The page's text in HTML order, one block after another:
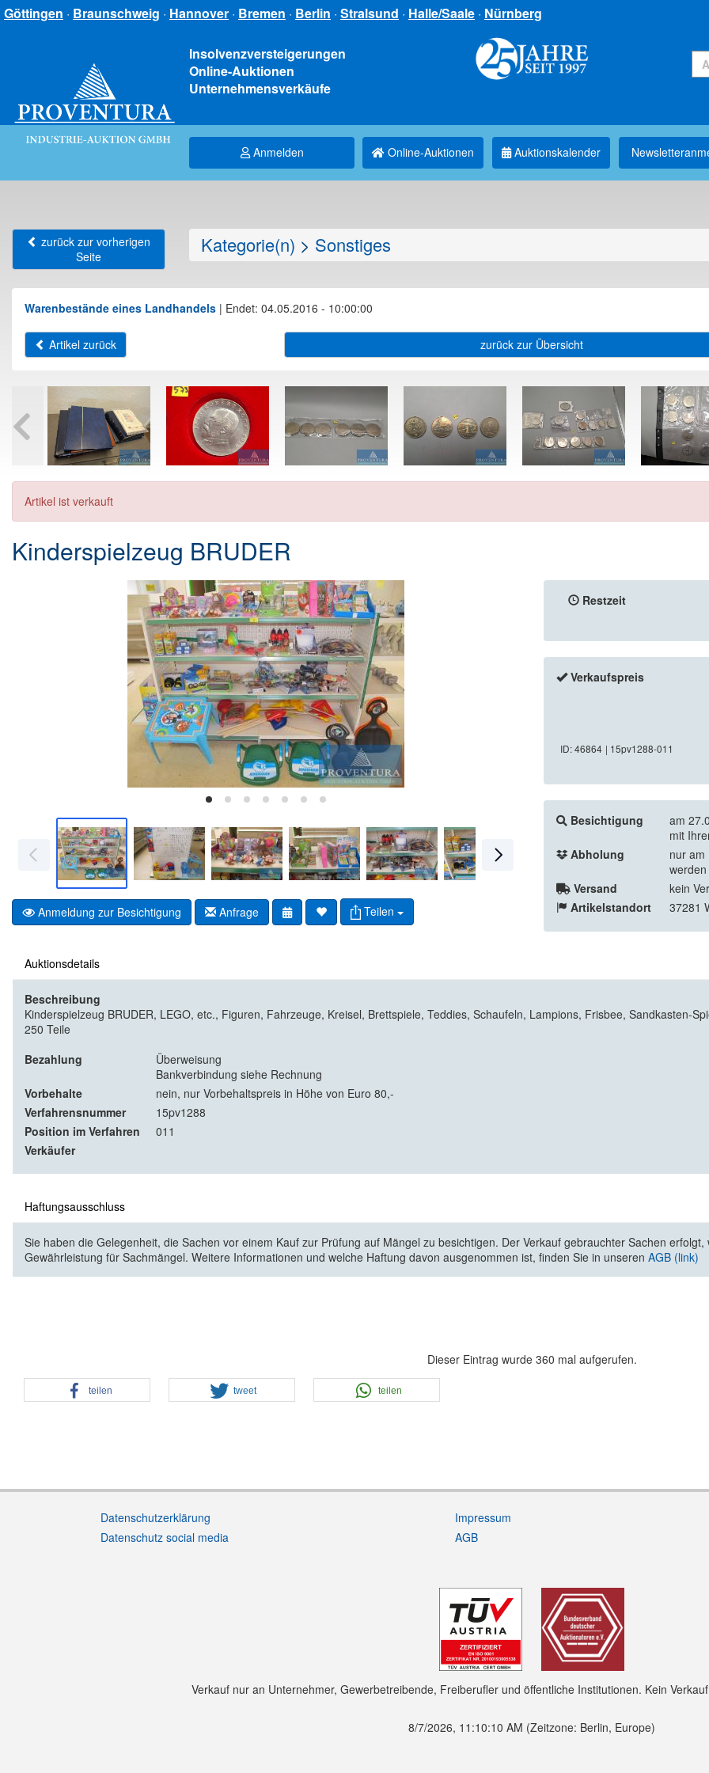
Göttingen · Braunschweig · Hannover · Bremen · Berlin · Stralsund · Halle/Saale · Nürnberg
Insolvenzversteigerungen
Online-Auktionen
Unternehmensverkäufe
Anmelden Online-Auktionen Auktionskalender
zurück zur vorherigen
Seite
Kategorie(n) > Sonstiges
Warenbestände eines Landhandels | Endet: 04.05.2016 - 10:00:00
Artikel zurück zurück zur Übersicht
Artikel ist verkauft
Kinderspielzeug BRUDER
Anmeldung zur Besichtigung Anfrage Teilen
Restzeit
Verkaufspreis
ID: 46864 | 15pv1288-011
Besichtigung
am
mit
Abholung
nur am
Versand
kein
Artikelstandort
37281
Auktionsdetails
Beschreibung
Kinderspielzeug BRUDER, LEGO, etc., Figuren, Fahrzeuge, Kreisel, Brettspiele, Teddies, Schaufeln, Lampions, Frisbee, Sandkasten-
250 Teile
Bezahlung
Überweisung
Bankverbindung siehe Rechnung
Vorbehalte
nein, nur Vorbehaltspreis in Höhe von Euro 80,-
Verfahrensnummer
15pv1288
Position im Verfahren
011
Verkäufer
Haftungsausschluss
Sie haben die Gelegenheit, die Sachen vor einem Kauf zur Prüfung auf Mängel zu besichtigen. Der Verkauf gebrauchter Sachen
Gewährleistung für Sachmängel. Weitere Informationen und welche Haftung davon ausgenommen ist, finden Sie in unseren AGB (link)
Dieser Eintrag wurde 360 mal aufgerufen.
teilen tweet teilen
Datenschutzerklärung
Datenschutz social media
Impressum
AGB
Verkauf nur an Unternehmer, Gewerbetreibende, Freiberufler und öffentliche Institutionen. Kein
8/7/2026, 11:10:11 AM (Zeitzone: Berlin, Europe)